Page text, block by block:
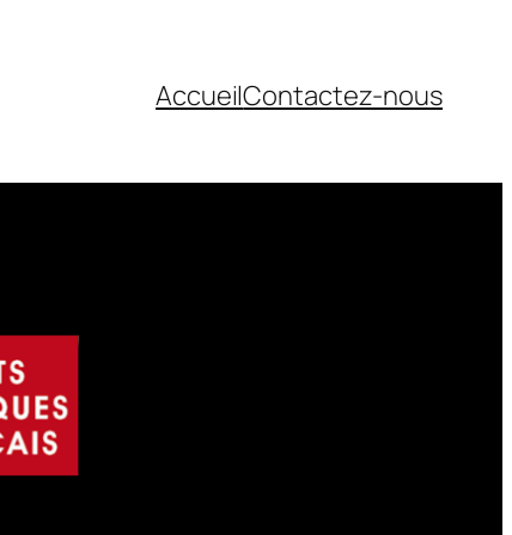
AccueilContactez-nous